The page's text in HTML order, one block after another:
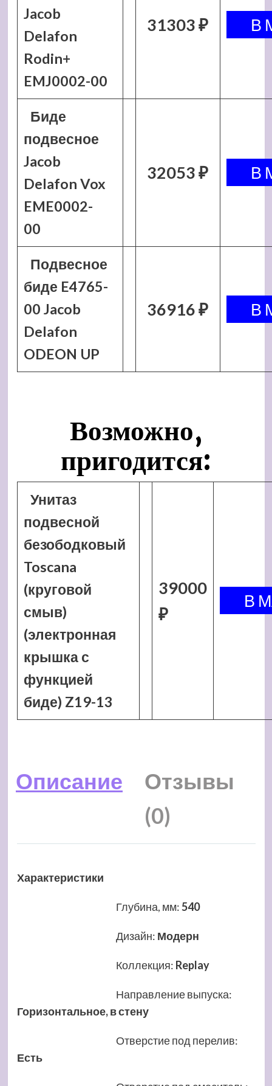
Jacob
Delafon
Rodin+
EMJ0002-00
31303 ₽
Биде
подвесное
Jacob
Delafon Vox
EME0002-
00
32053 ₽
Подвесное
биде E4765-
00 Jacob
Delafon
ODEON UP
36916 ₽
Возможно,
пригодится:
Унитаз
подвесной
безободковый
Toscana
(круговой
смыв)
(электронная
крышка с
функцией
биде) Z19-13
39000
₽
Описание
Отзывы
(0)
Характеристики
Глубина, мм:540
Дизайн: Модерн
Коллекция: Replay
Направление выпуска:
Горизонтальное, в стену
Отверстие под перелив:
Есть